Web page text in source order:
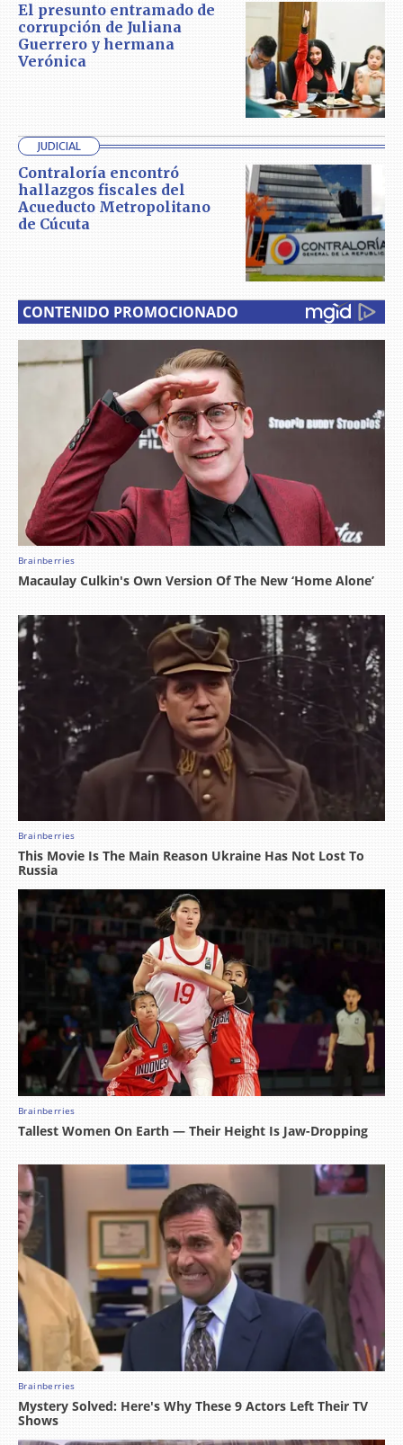
El presunto entramado de
corrupción de Juliana
Guerrero y hermana
Verónica
JUDICIAL
Contraloría encontró
hallazgos fiscales del
Acueducto Metropolitano
de Cúcuta